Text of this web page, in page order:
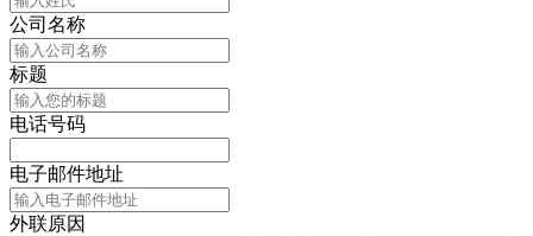
公司名称
标题
电话号码
电子邮件地址
外联原因